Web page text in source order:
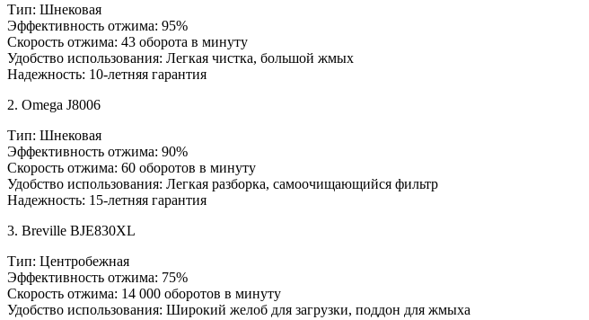
Тип: Шнековая
Эффективность отжима: 95%
Скорость отжима: 43 оборота в минуту
Удобство использования: Легкая чистка, большой жмых
Надежность: 10-летняя гарантия
2. Omega J8006
Тип: Шнековая
Эффективность отжима: 90%
Скорость отжима: 60 оборотов в минуту
Удобство использования: Легкая разборка, самоочищающийся фильтр
Надежность: 15-летняя гарантия
3. Breville BJE830XL
Тип: Центробежная
Эффективность отжима: 75%
Скорость отжима: 14 000 оборотов в минуту
Удобство использования: Широкий желоб для загрузки, поддон для жмыха